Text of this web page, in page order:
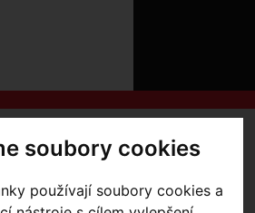
soubory cookies
používají soubory cookies a
O
SLUŽBY
V OLOMOUCI